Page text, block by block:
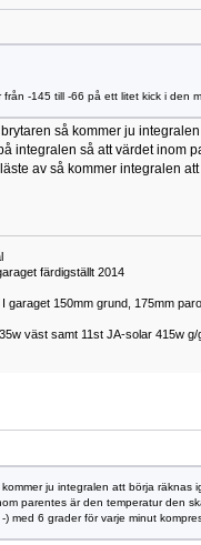
-145 till -66 på ett litet kick i den
så kommer ju
integralen så att värdet inom
av så kommer integralen
färdigställt 2014
150mm grund, 175mm
väst samt 11st JA-solar 415w g/
ju integralen att börja räknas
parentes är den temperatur den
med 6 grader för varje minut